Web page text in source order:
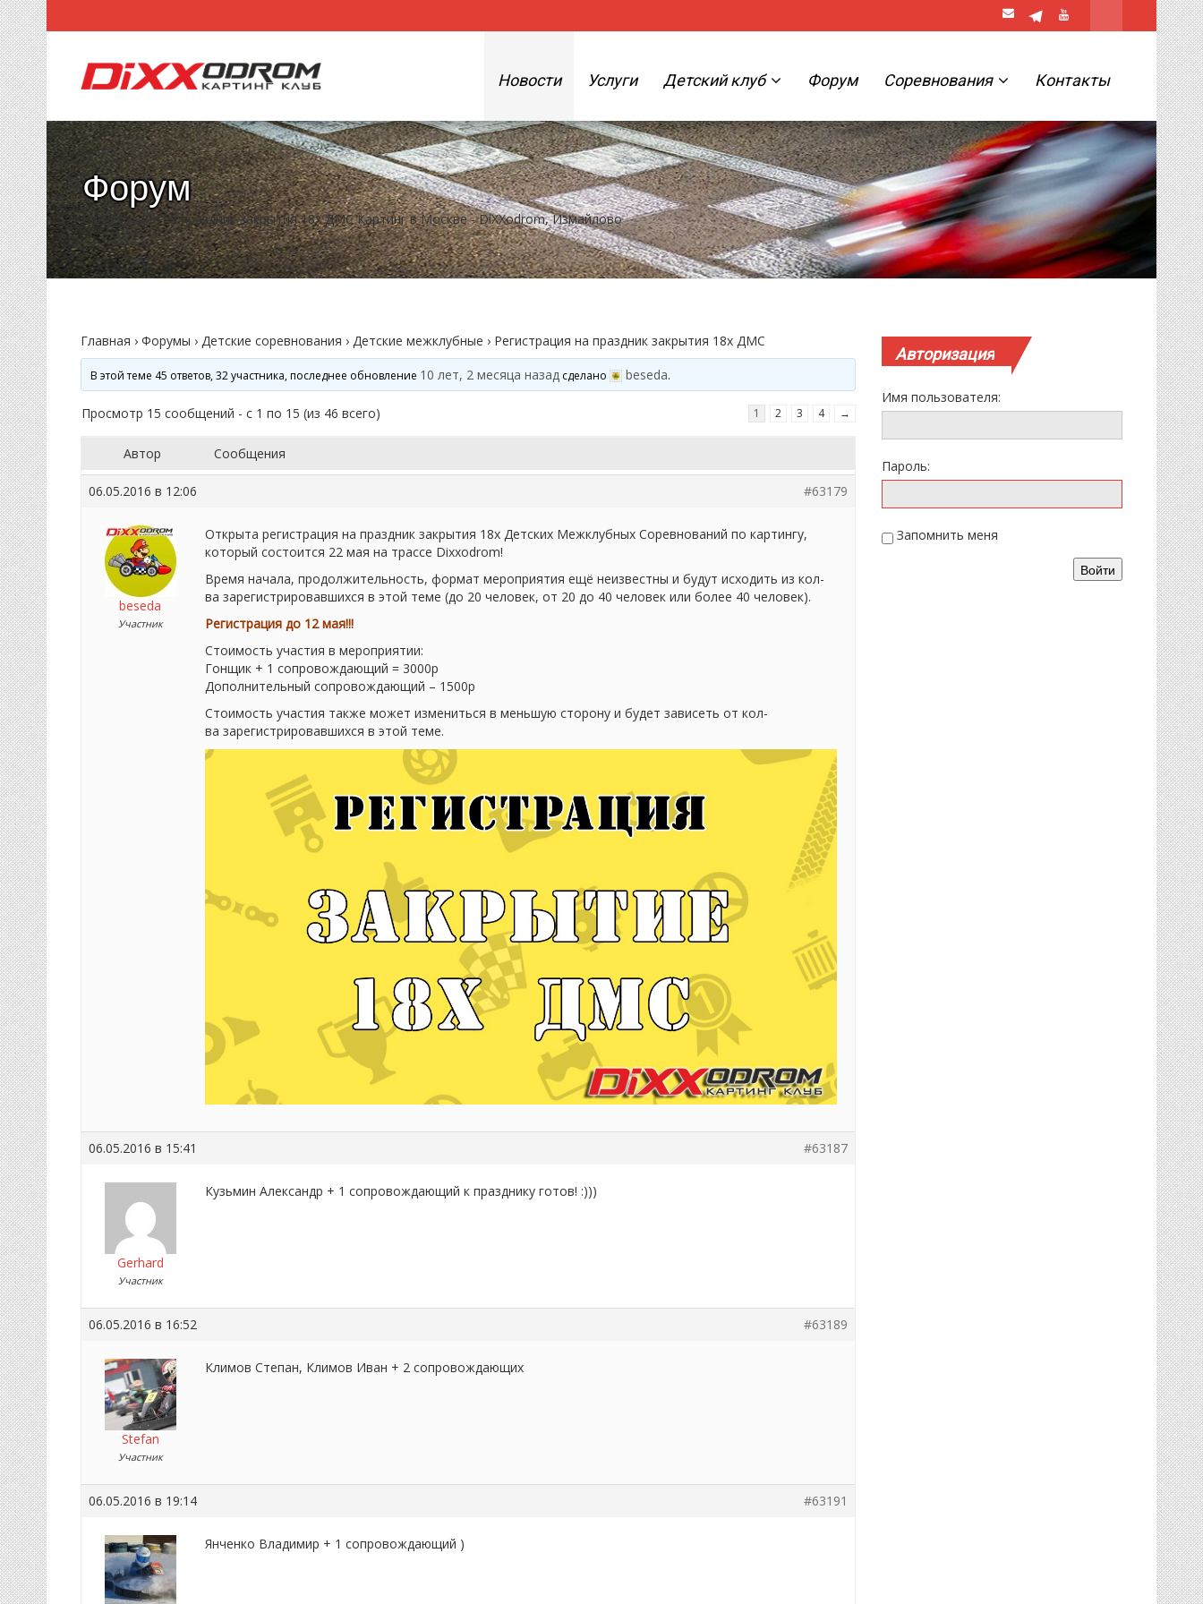
Новости Услуги Детский клуб Форум Соревнования Контакты
Форум
Регистрация на праздник закрытия 18х ДМС Картинг в Москве - DiXXodrom, Измайлово
Главная › Форумы › Детские соревнования › Детские межклубные › Регистрация на праздник закрытия 18х ДМС
В этой теме 45 ответов, 32 участника, последнее обновление 10 лет, 2 месяца назад сделано beseda.
Просмотр 15 сообщений - с 1 по 15 (из 46 всего) 1 2 3 4 →
Автор Сообщения
06.05.2016 в 12:06 #63179
beseda
Участник
Открыта регистрация на праздник закрытия 18х Детских Межклубных Соревнований по картингу,
который состоится 22 мая на трассе Dixxodrom!
Время начала, продолжительность, формат мероприятия ещё неизвестны и будут исходить из кол-
ва зарегистрировавшихся в этой теме (до 20 человек, от 20 до 40 человек или более 40 человек).
Регистрация до 12 мая!!!
Стоимость участия в мероприятии:
Гонщик + 1 сопровождающий = 3000р
Дополнительный сопровождающий – 1500р
Стоимость участия также может измениться в меньшую сторону и будет зависеть от кол-
ва зарегистрировавшихся в этой теме.
06.05.2016 в 15:41 #63187
Gerhard
Участник
Кузьмин Александр + 1 сопровождающий к празднику готов! :)))
06.05.2016 в 16:52 #63189
Stefan
Участник
Климов Степан, Климов Иван + 2 сопровождающих
06.05.2016 в 19:14 #63191
Янченко Владимир + 1 сопровождающий )
Авторизация
Имя пользователя:
Пароль:
Запомнить меня
Войти